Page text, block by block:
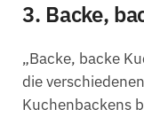
3. Backe,
„Backe, backe
die
Kuchenbackens